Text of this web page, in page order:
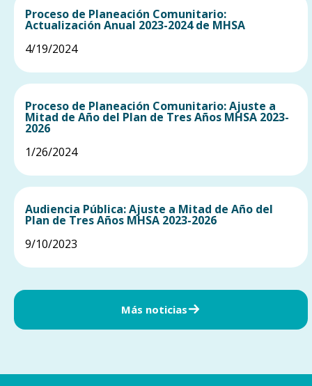
Proceso de Planeación Comunitario:
Actualización Anual 2023-2024 de MHSA
4/19/2024
Proceso de Planeación Comunitario: Ajuste a
Mitad de Año del Plan de Tres Años MHSA 2023-
2026
1/26/2024
Audiencia Pública: Ajuste a Mitad de Año del
Plan de Tres Años MHSA 2023-2026
9/10/2023
Más noticias